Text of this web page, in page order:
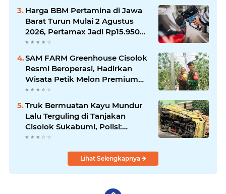
Harga BBM Pertamina di Jawa
Barat Turun Mulai 2 Agustus
2026, Pertamax Jadi Rp15.950
per Liter, Cek Daftar Harga
SAM FARM Greenhouse Cisolok
Resmi Beroperasi, Hadirkan
Wisata Petik Melon Premium
dan Edukasi Pertanian Modern
Truk Bermuatan Kayu Mundur
Lalu Terguling di Tanjakan
Cisolok Sukabumi, Polisi:
Diduga Tak Kuat Menanjak
Lihat Selengkapnya